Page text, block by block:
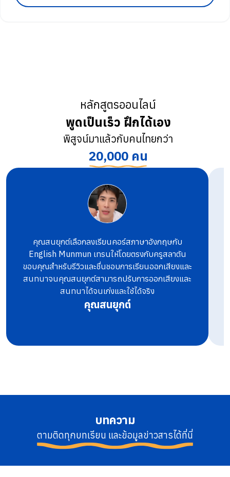
หลักสูตรออนไลน์
พูดเป็นเร็ว ฝึกได้เอง
พิสูจน์มาแล้วกับคนไทยกว่า
20,000 คน
คุณสนยุกต์เลือกลงเรียนคอร์สภาษาอังกฤษกับ
English Munmun เทรนให้โดยตรงกับครูสลาตัน
ขอบคุณสำหรับรีวิวและชื่นชอบการเรียนออกเสียงและ
สนทนาจนคุณสนยุกต์สามารถปรับการออกเสียงและ
สนทนาได้จนเก่งและใช้ได้จริง
คุณสนยุกต์
บทความ
ตามติดทุกบทเรียน และข้อมูลข่าวสารได้ที่นี่